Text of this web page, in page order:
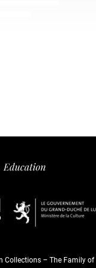
Collections – The Family of